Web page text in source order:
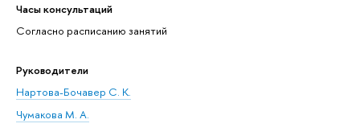
Часы консультаций
Согласно расписанию занятий
Руководители
Нартова-Бочавер С. К.
Чумакова М. А.